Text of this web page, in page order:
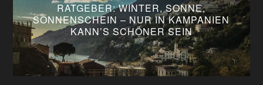
RATGEBER: WINTER, SONNE,
SONNENSCHEIN – NUR IN KAMPANIEN
KANN’S SCHÖNER SEIN